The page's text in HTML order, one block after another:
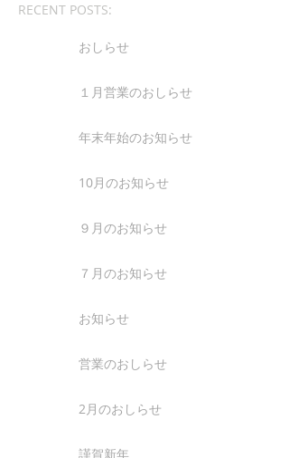
RECENT POSTS:
おしらせ
１月営業のおしらせ
年末年始のお知らせ
10月のお知らせ
９月のお知らせ
７月のお知らせ
お知らせ
営業のおしらせ
2月のおしらせ
謹賀新年